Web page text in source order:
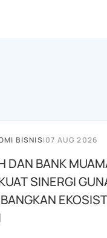
BISNIS|07 AUG 2026
DAN BANK
SINERGI